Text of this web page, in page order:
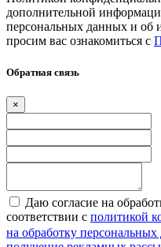
дополнительной
персональных данных и об
просим вас ознакомиться с
Обратная связь
×
Даю согласие на
соответствии с политикой
на обработку